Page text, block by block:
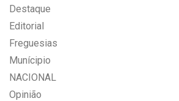
Destaque
Editorial
Freguesias
Munícipio
NACIONAL
Opinião